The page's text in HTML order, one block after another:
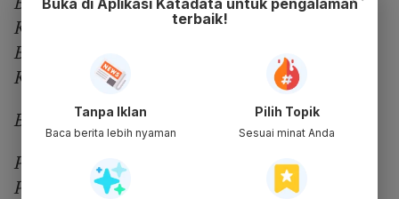
Kemudian kau hancurkan
Banyak gedung kau dirikan
Kemudian kau hancurkan
Bingung bingung ku memikirnya
Perdamaian perdamaian
Perdamaian perdamaian
Buka di Aplikasi Katadata untuk pengalaman
terbaik!
Tanpa Iklan
Baca berita lebih nyaman
Pilih Topik
Sesuai minat Anda